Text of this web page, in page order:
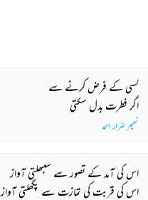
کسی کے فرض کرنے سے
اگر فطرت بدل سکتی
نعیم ضرار احمد
اس کی آمد کے تصور سے سنبھلتی آواز
اس کی قربت کی تمازت سے پگھلتی آواز